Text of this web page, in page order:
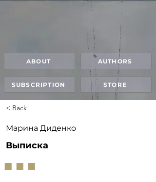
ABOUT AUTHORS
SUBSCRIPTION STORE
< Back
Марина Диденко
Выписка
■ ■ ■